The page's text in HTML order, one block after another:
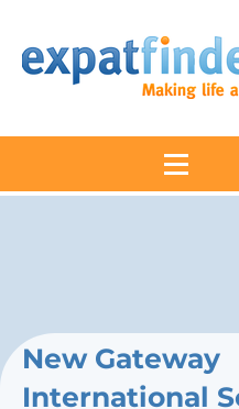
New Gateway
International